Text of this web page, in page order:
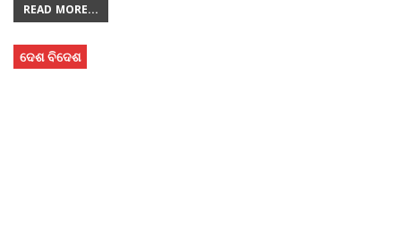
READ MORE...
ଦେଶ ବିଦେଶ